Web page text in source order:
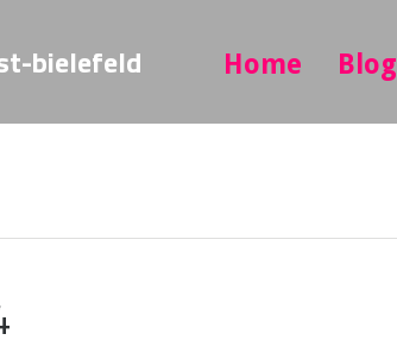
bielefeld Home Blog